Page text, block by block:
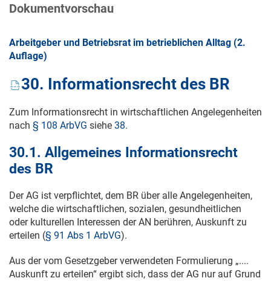
Dokumentvorschau
Arbeitgeber und Betriebsrat im betrieblichen Alltag (2.
Auflage)
30. Informationsrecht des BR
Zum Informationsrecht in wirtschaftlichen Angelegenheiten
nach § 108 ArbVG siehe 38.
30.1. Allgemeines Informationsrecht
des BR
Der AG ist verpflichtet, dem BR über alle Angelegenheiten,
welche die wirtschaftlichen, sozialen, gesundheitlichen
oder kulturellen Interessen der AN berühren, Auskunft zu
erteilen (§ 91 Abs 1 ArbVG).
Aus der vom Gesetzgeber verwendeten Formulierung „....
Auskunft zu erteilen“ ergibt sich, dass der AG nur auf Grund